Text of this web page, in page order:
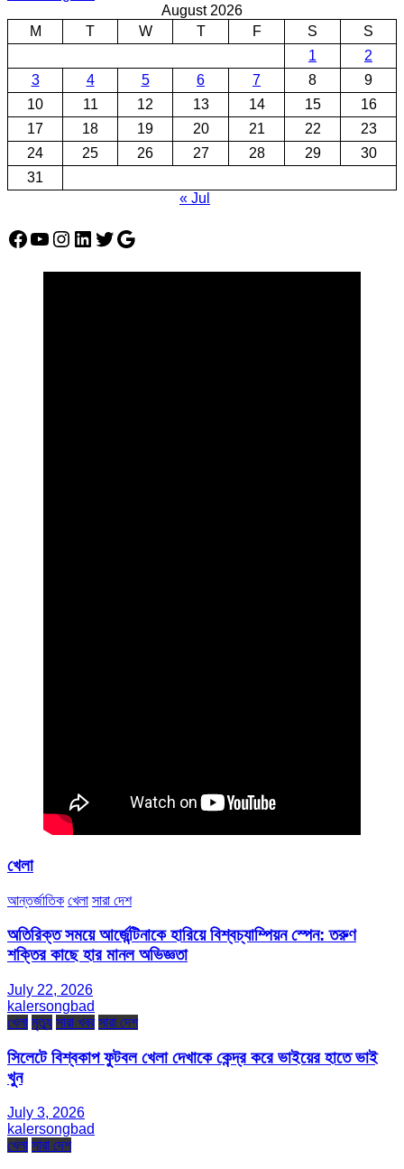
August 2026
M
T W T F S
S
1
2
3
4 5 6 7 8
9
10
11 12 13 14 15
16
17
18 19 20 21 22
23
24
25 26 27 28 29
30
31
« Jul
Facebook
YouTube
Instagram
LinkedIn
Twitter
Google
খেলা
আন্তর্জাতিক খেলা সারা দেশ
অতিরিক্ত সময়ে আর্জেন্টিনাকে হারিয়ে বিশ্বচ্যাম্পিয়ন স্পেন: তরুণ
শক্তির কাছে হার মানল অভিজ্ঞতা
July 22, 2026
kalersongbad
খেলা মৃত্যু সারা খবর সারা দেশ
সিলেটে বিশ্বকাপ ফুটবল খেলা দেখাকে কেন্দ্র করে ভাইয়ের হাতে ভাই
খুন
July 3, 2026
kalersongbad
খেলা সারা দেশ